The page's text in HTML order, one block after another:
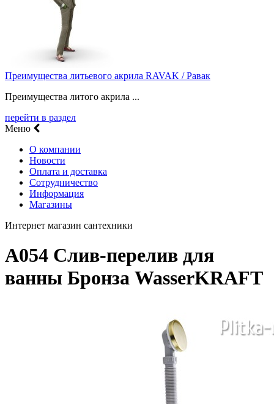
Преимущества литьевого акрила RAVAK / Равак
Преимущества литого акрила ...
перейти в раздел
Меню
О компании
Новости
Оплата и доставка
Сотрудничество
Информация
Магазины
Интернет магазин сантехники
A054 Слив-перелив для
ванны Бронза WasserKRAFT